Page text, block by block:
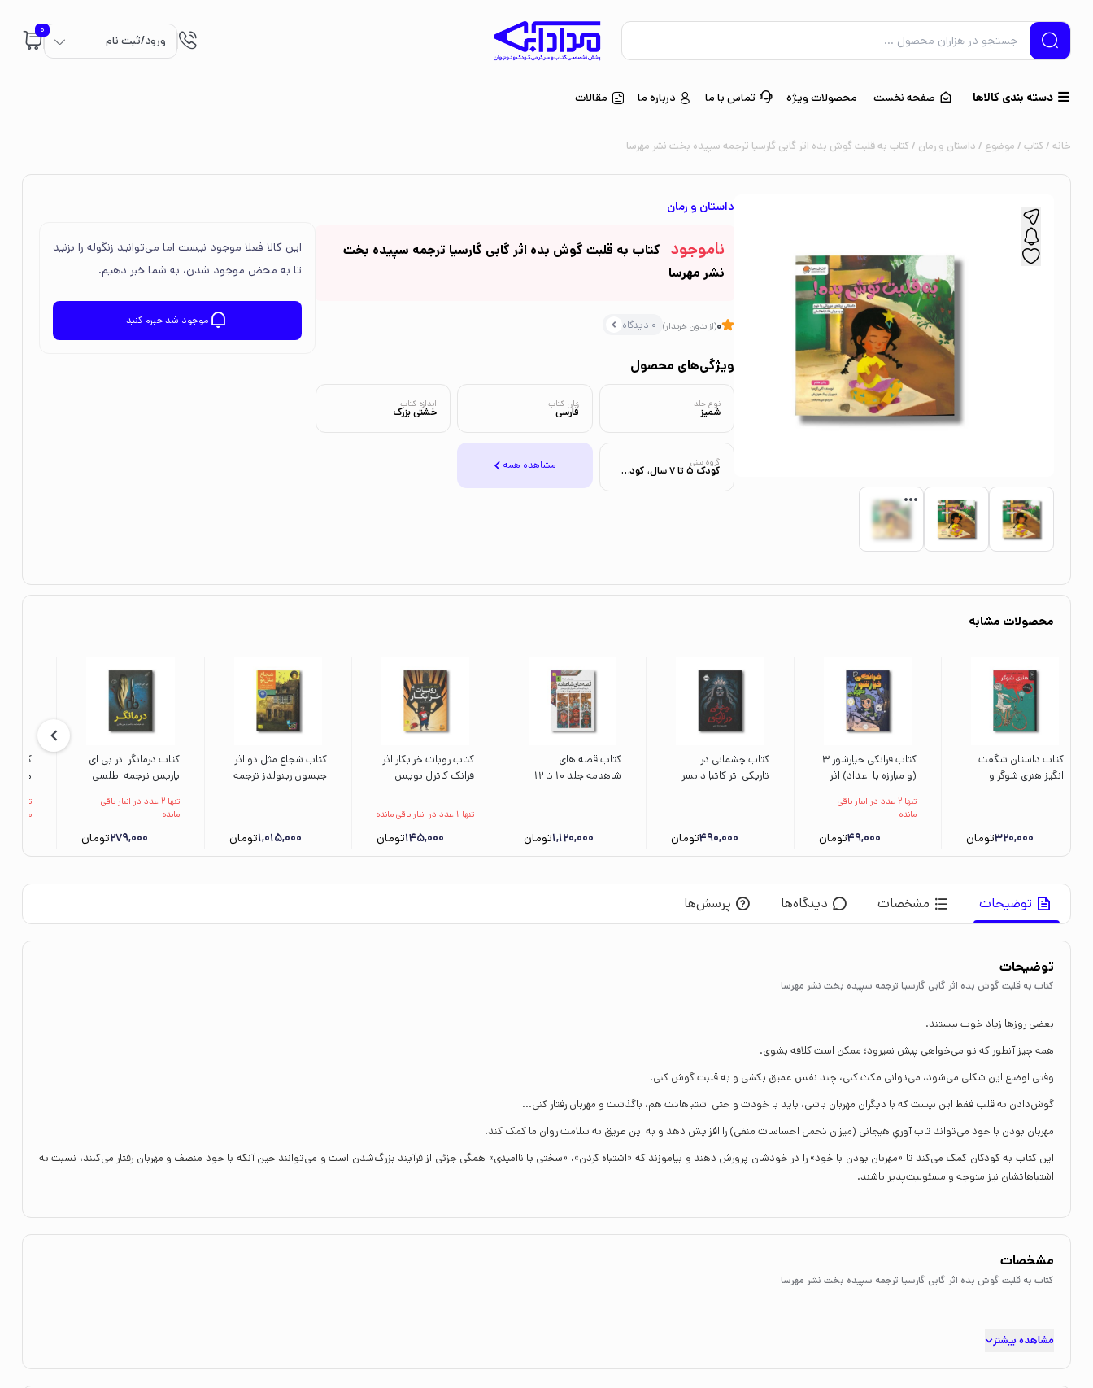
ورود/ثبت نام
0
دسته بندی کالاها صفحه نخست محصولات ویژه تماس با ما درباره ما مقالات
خانه/کتاب/ موضوع / داستان و رمان / کتاب به قلبت گوش بده اثر گابی گارسیا ترجمه سپیده بخت نشر مهرسا
داستان و رمان
ناموجود
کتاب به قلبت گوش بده اثر گابی گارسیا ترجمه سپیده بخت
نشر مهرسا
0(از بدون خریدار) 0 دیدگاه
ویژگی‌های محصول
نوع جلد
شمیز
زبان کتاب
فارسی
اندازه کتاب
خشتی بزرگ
گروه سنی
کودک 5 تا 7 سال، کودک 7 تا 9 سال، کودک 9 تا 12 سال مشاهده همه
این کالا فعلا موجود نیست اما می‌توانید زنگوله را بزنید
تا به محض موجود شدن، به شما خبر دهیم.
موجود شد خبرم کنید
محصولات مشابه
کتاب داستان شگفت
انگیز هنری شوگر و
320,000تومان
کتاب فرانکی خیارشور 3
(و مبارزه با اعداد) اثر
اسلامی نشر پرتقال
تنها 2 عدد در انبار باقی
مانده
49,000تومان
کتاب چشمانی در
تاریکی اثر کاتیا د بسرا
490,000تومان
کتاب قصه های
شاهنامه جلد 10 تا 12
1,120,000تومان
کتاب روبات خرابکار اثر
فرانک کاترل بویس
نشر افق
تنها 1 عدد در انبار باقی مانده
145,000تومان
کتاب شجاع مثل تو اثر
جیسون رینولدز ترجمه
1,015,000تومان
کتاب درمانگر اثر بی ای
پاریس ترجمه اطلسی
پشتیتنها 2 عدد در انبار باقی
مانده
279,000تومان
کتاب
های
جواد
مانده
توضیحات مشخصات دیدگاه‌ها پرسش‌ها
توضیحات
کتاب به قلبت گوش بده اثر گابی گارسیا ترجمه سپیده بخت نشر مهرسا
بعضی روزها زیاد خوب نیستند.
همه چیز آنطور که تو می‌خواهی پیش نمیرود؛ ممکن است کلافه بشوی.
وقتی اوضاع این شکلی می‌شود، می‌توانی مکث کنی، چند نفس عمیق بکشی و به قلبت گوش کنی.
گوش‌دادن به قلب فقط این نیست که با دیگران مهربان باشی، باید با خودت و حتی اشتباهاتت هم، باگذشت و مهربان رفتار کنی...
مهربان بودن با خود می‌تواند تاب آوریِ هیجانی (میزان تحمل احساسات منفی) را افزایش دهد و به این طریق به سلامت روان ما کمک کند.
این کتاب به کودکان کمک می‌کند تا «مهربان بودن با خود» را در خودشان پرورش دهند و بیاموزند که «اشتباه کردن»، «سختی یا ناامیدی» همگی جزئی از فرآیند بزرگ‌شدن است و می‌توانند حین آنکه با خود منصف و مهربان رفتار می‌کنند، نسبت به
اشتباهاتشان نیز متوجه و مسئولیت‌پذیر باشند.
مشخصات
کتاب به قلبت گوش بده اثر گابی گارسیا ترجمه سپیده بخت نشر مهرسا
مشاهده بیشتر